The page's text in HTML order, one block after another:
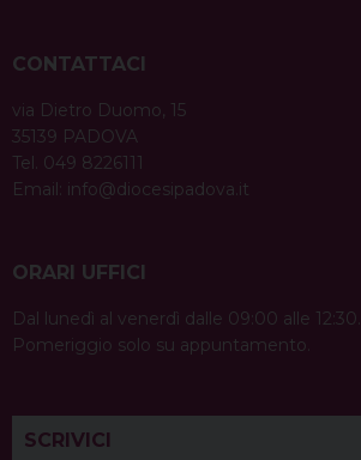
CONTATTACI
via Dietro Duomo, 15
35139 PADOVA
Tel. 049 8226111
Email: info@diocesipadova.it
ORARI UFFICI
Dal lunedì al venerdì dalle 09:00 alle 12:30.
Pomeriggio solo su appuntamento.
SCRIVICI